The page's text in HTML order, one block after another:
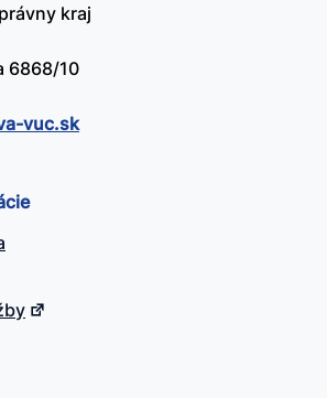
kraj
6868/10
vuc.sk